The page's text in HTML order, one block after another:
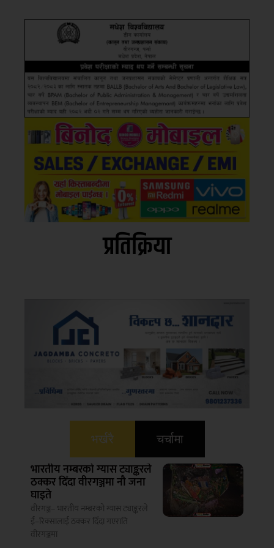
प्रतिक्रिया
भर्खरै चर्चामा
भारतीय नम्बरको ग्यास ट्याङ्करले
ठक्कर दिँदा वीरगञ्जमा नौ जना
घाइते
वीरगञ्ज– भारतीय नम्बरको ग्यास ट्याङ्करले
ई–रिक्सालाई ठक्कर दिँदा गएराति
वीरगञ्जमा